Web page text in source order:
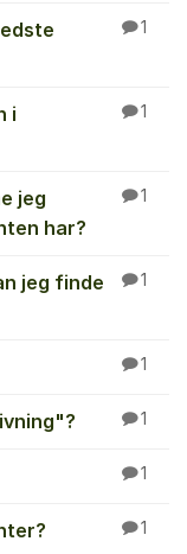
1
i
1
jeg
har?
1
jeg finde
1
1
1
1
1